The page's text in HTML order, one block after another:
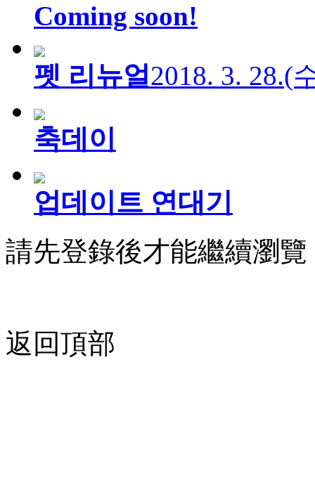
Coming soon!
펫 리뉴얼2018. 3. 28.(
축데이
업데이트 연대기
請先登錄後才能繼續瀏覽
返回頂部